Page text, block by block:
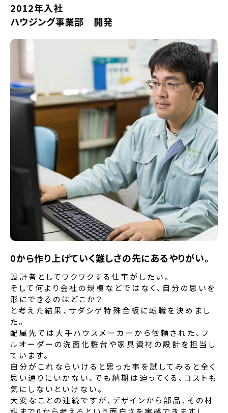
2012年入社
ハウジング事業部 開発
0から作り上げていく難しさの先にあるやりがい。
設計者としてワクワクする仕事がしたい。
そして何より会社の規模などではなく、自分の思いを
形にできるのはどこか？
と考えた結果、サダシゲ特殊合板に転職を決めまし
た。
配属先では大手ハウスメーカーから依頼された、フ
ルオーダーの洗面化粧台や家具資材の設計を担当し
ています。
自分がこれならいけると思った事を試してみると全く
思い通りにいかない、でも納期は迫ってくる、コストも
気にしないといけない。
大変なことの連続ですが、デザインから部品、その材